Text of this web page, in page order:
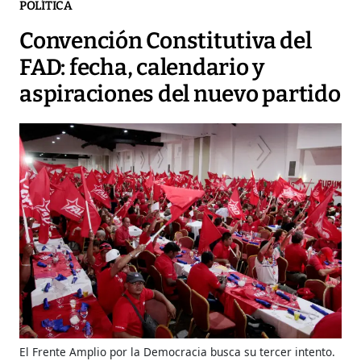
POLÍTICA
Convención Constitutiva del
FAD: fecha, calendario y
aspiraciones del nuevo partido
El Frente Amplio por la Democracia busca su tercer intento.